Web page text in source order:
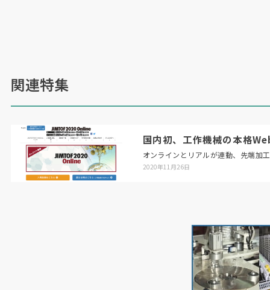
関連特集
国内初、工作機械の本格
オンラインとリアルが連動、先端加
2020年11月26日